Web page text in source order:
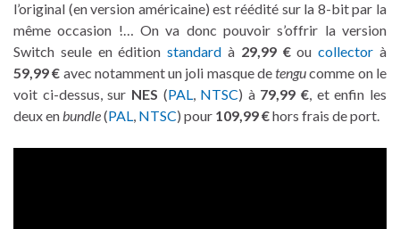
l’original (en version américaine) est réédité sur la 8-bit par la
même occasion !… On va donc pouvoir s’offrir la version
Switch seule en éditionstandard à 29,99 €oucollector à
59,99 € avec notamment un joli masque detengucomme on le
voit ci-dessus, sur NES (PAL, NTSC) à 79,99 €, et enfin les
deux enbundle(PAL, NTSC) pour 109,99 €hors frais de port.